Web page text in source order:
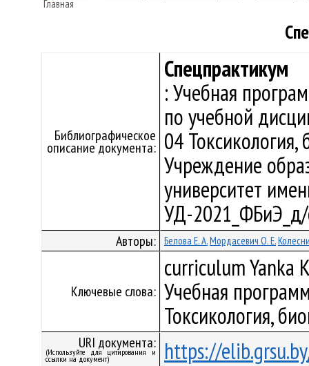
Библиографическое
описание документа:
Спецпрактикум
: Учебная
по учебной
04
Учреждение
университет
УД-
Авторы: Белова Е. А.Мордасевич О. Е.
Ключевые слова:
curriculum Yanka
Учебная
Токсикология,
URI документа:
(Используйте для цитирования и
ссылки на документ) https://